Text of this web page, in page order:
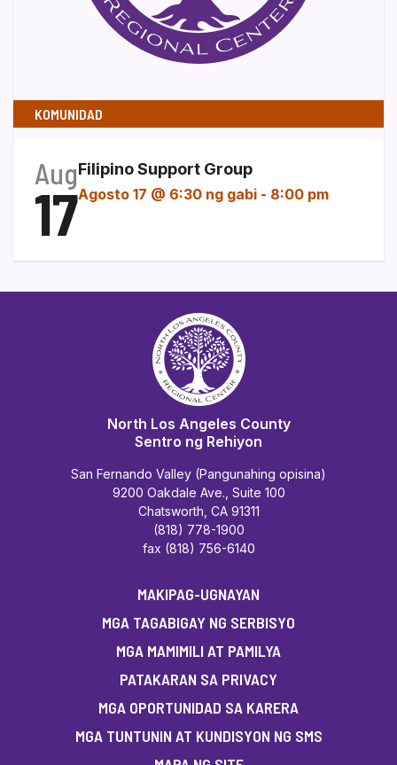
KOMUNIDAD
Aug
17
Filipino Support Group
Agosto 17 @ 6:30 ng gabi - 8:00 pm
North Los Angeles County
Sentro ng Rehiyon
San Fernando Valley (Pangunahing opisina)
9200 Oakdale Ave., Suite 100
Chatsworth, CA 91311
(818) 778-1900
fax (818) 756-6140
MAKIPAG-UGNAYAN
MGA TAGABIGAY NG SERBISYO
MGA MAMIMILI AT PAMILYA
PATAKARAN SA PRIVACY
MGA OPORTUNIDAD SA KARERA
MGA TUNTUNIN AT KUNDISYON NG SMS